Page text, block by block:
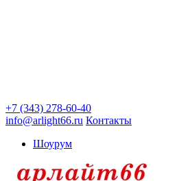
+7 (343) 278-60-40
info@arlight66.ru Контакты
Шоурум